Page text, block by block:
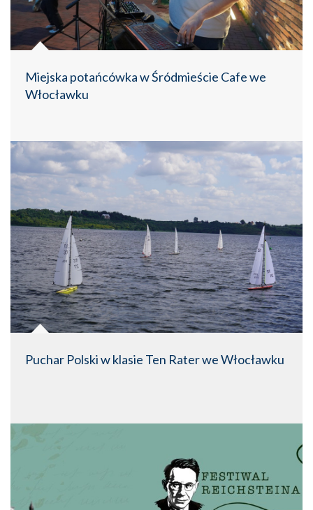
Miejska potańcówka w Śródmieście Cafe we
Włocławku
Puchar Polski w klasie Ten Rater we Włocławku